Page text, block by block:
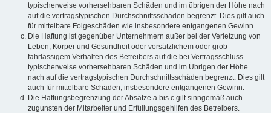
typischerweise vorhersehbaren Schäden und im übrigen der Höhe nach
auf die vertragstypischen Durchschnittsschäden begrenzt. Dies gilt auch
für mittelbare Folgeschäden wie insbesondere entgangenen Gewinn.
Die Haftung ist gegenüber Unternehmern außer bei der Verletzung von
Leben, Körper und Gesundheit oder vorsätzlichem oder grob
fahrlässigem Verhalten des Betreibers auf die bei Vertragsschluss
typischerweise vorhersehbaren Schäden und im Übrigen der Höhe
nach auf die vertragstypischen Durchschnittsschäden begrenzt. Dies gilt
auch für mittelbare Schäden, insbesondere entgangenen Gewinn.
Die Haftungsbegrenzung der Absätze a bis c gilt sinngemäß auch
zugunsten der Mitarbeiter und Erfüllungsgehilfen des Betreibers.